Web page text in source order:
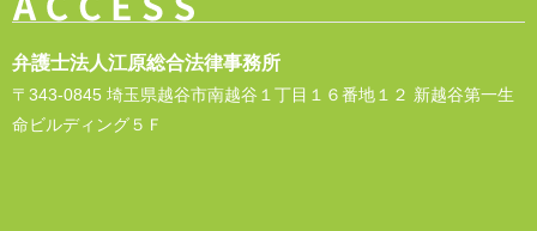
弁護士法人江原総合法律事務所
〒343-0845 埼玉県越谷市南越谷１丁目１６番地１２ 新越谷第一生
命ビルディング５Ｆ